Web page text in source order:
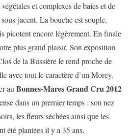
et complexes de baies et de
jacent. La bouche est souple,
picotent encore légèrement. En finale
plus grand plaisir. Son exposition
de la Bussière le rend proche de
avec tout le caractère d’un Morey.
auBonnes-Mares Grand Cru 2012
dans un premier temps : son nez
les fleurs séchées ainsi que les
été plantées il y a 35 ans,